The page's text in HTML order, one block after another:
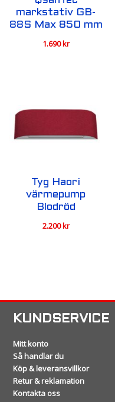
markstativ GB-
88S Max 850 mm
1.690kr
Tyg Haori
värmepump
Blodröd
2.200kr
KUNDSERVICE
Mitt konto
Så handlar du
Köp & leveransvillkor
Retur & reklamation
Kontakta oss